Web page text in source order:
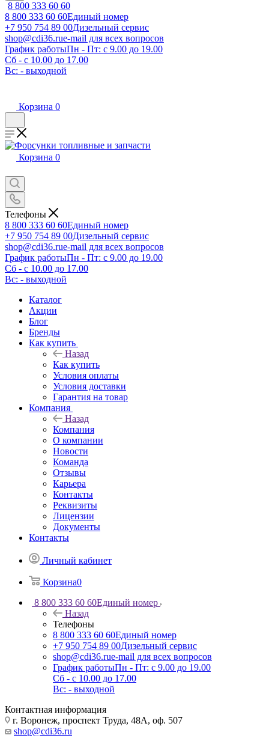
8 800 333 60 60
8 800 333 60 60Единый номер
+7 950 754 89 00Дизельный сервис
shop@cdi36.rue-mail для всех вопросов
График работыПн - Пт: с 9.00 до 19.00
Сб - с 10.00 до 17.00
Вс: - выходной
Корзина 0
Корзина 0
Телефоны
8 800 333 60 60Единый номер
+7 950 754 89 00Дизельный сервис
shop@cdi36.rue-mail для всех вопросов
График работыПн - Пт: с 9.00 до 19.00
Сб - с 10.00 до 17.00
Вс: - выходной
Каталог
Акции
Блог
Бренды
Как купить
Назад
Как купить
Условия оплаты
Условия доставки
Гарантия на товар
Компания
Назад
Компания
О компании
Новости
Команда
Отзывы
Карьера
Контакты
Реквизиты
Лицензии
Документы
Контакты
Личный кабинет
Корзина0
8 800 333 60 60Единый номер
Назад
Телефоны
8 800 333 60 60Единый номер
+7 950 754 89 00Дизельный сервис
shop@cdi36.rue-mail для всех вопросов
График работыПн - Пт: с 9.00 до 19.00
Сб - с 10.00 до 17.00
Вс: - выходной
Контактная информация
г. Воронеж, проспект Труда, 48А, оф. 507
shop@cdi36.ru